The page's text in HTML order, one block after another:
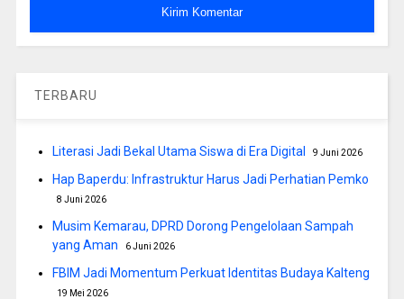
TERBARU
Literasi Jadi Bekal Utama Siswa di Era Digital 9 Juni 2026
Hap Baperdu: Infrastruktur Harus Jadi Perhatian Pemko
8 Juni 2026
Musim Kemarau, DPRD Dorong Pengelolaan Sampah
yang Aman
6 Juni 2026
FBIM Jadi Momentum Perkuat Identitas Budaya Kalteng
19 Mei 2026